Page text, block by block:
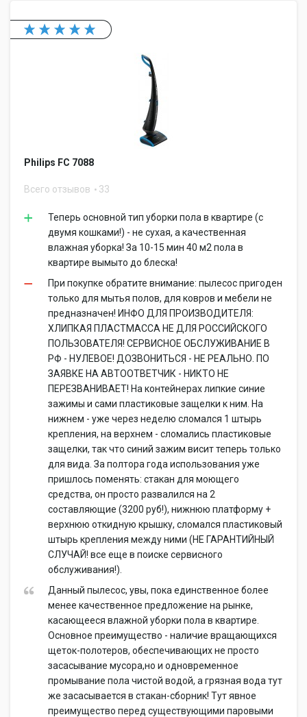
Philips FC 7088
Всего отзывов 33
Теперь основной тип уборки пола в квартире (с
двумя кошками!) - не сухая, а качественная
влажная уборка! За 10-15 мин 40 м2 пола в
квартире вымыто до блеска!
При покупке обратите внимание: пылесос пригоден
только для мытья полов, для ковров и мебели не
предназначен! ИНФО ДЛЯ ПРОИЗВОДИТЕЛЯ:
ХЛИПКАЯ ПЛАСТМАССА НЕ ДЛЯ РОССИЙСКОГО
ПОЛЬЗОВАТЕЛЯ! СЕРВИСНОЕ ОБСЛУЖИВАНИЕ В
РФ - НУЛЕВОЕ! ДОЗВОНИТЬСЯ - НЕ РЕАЛЬНО. ПО
ЗАЯВКЕ НА АВТООТВЕТЧИК - НИКТО НЕ
ПЕРЕЗВАНИВАЕТ! На контейнерах липкие синие
зажимы и сами пластиковые защелки к ним. На
нижнем - уже через неделю сломался 1 штырь
крепления, на верхнем - сломались пластиковые
защелки, так что синий зажим висит теперь только
для вида. За полтора года использования уже
пришлось поменять: стакан для моющего
средства, он просто развалился на 2
составляющие (3200 руб!), нижнюю платформу +
верхнюю откидную крышку, сломался пластиковый
штырь крепления между ними (НЕ ГАРАНТИЙНЫЙ
СЛУЧАЙ! все еще в поиске сервисного
обслуживания!).
Данный пылесос, увы, пока единственное более
менее качественное предложение на рынке,
касающееся влажной уборки пола в квартире.
Основное преимущество - наличие вращающихся
щеток-полотеров, обеспечивающих не просто
засасывание мусора,но и одновременное
промывание пола чистой водой, а грязная вода тут
же засасывается в стакан-сборник! Тут явное
преимущество перед существующими паровыми